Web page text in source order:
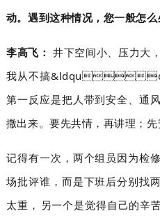
动。遇到这种情况，您一般怎么
李高飞： 井下空间小、压力大，
我从不搞&ldquo;
第一反应是把人带到安全、通
撒出来。要先共情，再讲理；先
记得有一次，两个组员因为检
场批评谁，而是下班后分别找
太重，另一个是觉得自己的